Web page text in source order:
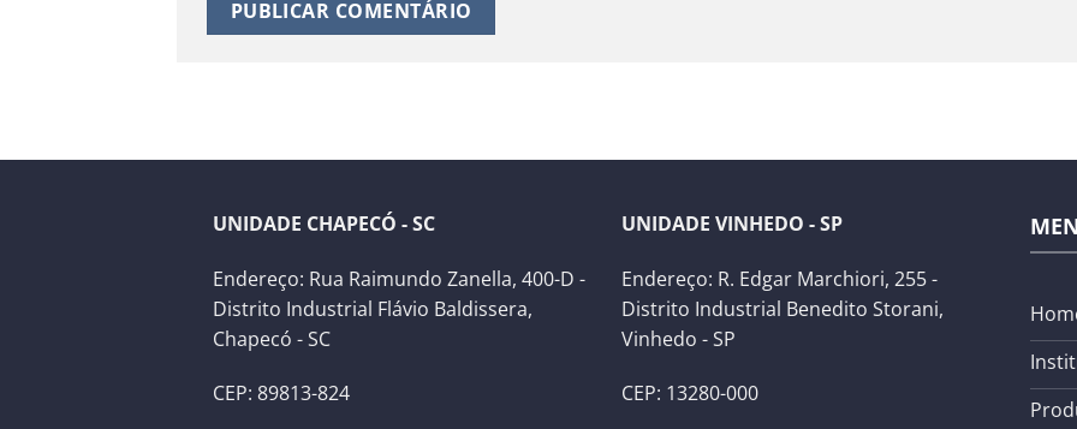
UNIDADE CHAPECÓ - SC
Endereço: Rua Raimundo Zanella, 400-D -
Distrito Industrial Flávio Baldissera,
Chapecó - SC
CEP: 89813-824
UNIDADE VINHEDO - SP
Endereço: R. Edgar Marchiori, 255 -
Distrito Industrial Benedito Storani,
Vinhedo - SP
CEP: 13280-000